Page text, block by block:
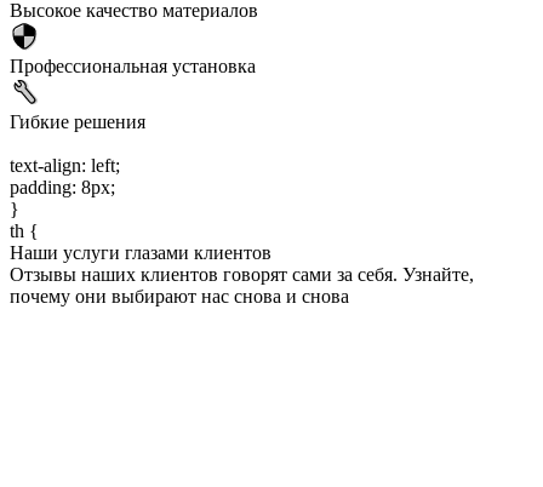
Высокое качество материалов
Профессиональная установка
Гибкие решения
text-align: left;
padding: 8px;
}
th {
Наши услуги глазами клиентов
Отзывы наших клиентов говорят сами за себя. Узнайте,
почему они выбирают нас снова и снова